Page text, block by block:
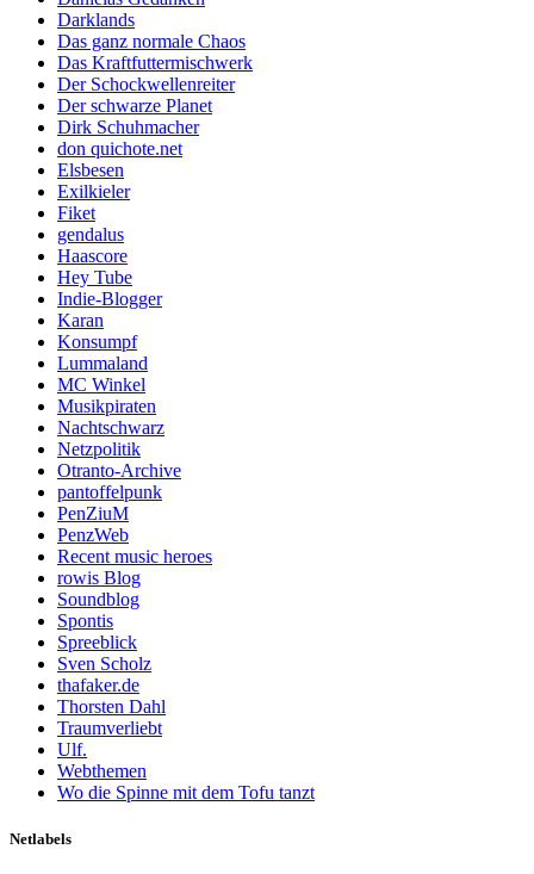
Darklands
Das ganz normale Chaos
Das Kraftfuttermischwerk
Der Schockwellenreiter
Der schwarze Planet
Dirk Schuhmacher
don quichote.net
Elsbesen
Exilkieler
Fiket
gendalus
Haascore
Hey Tube
Indie-Blogger
Karan
Konsumpf
Lummaland
MC Winkel
Musikpiraten
Nachtschwarz
Netzpolitik
Otranto-Archive
pantoffelpunk
PenZiuM
PenzWeb
Recent music heroes
rowis Blog
Soundblog
Spontis
Spreeblick
Sven Scholz
thafaker.de
Thorsten Dahl
Traumverliebt
Ulf.
Webthemen
Wo die Spinne mit dem Tofu tanzt
Netlabels